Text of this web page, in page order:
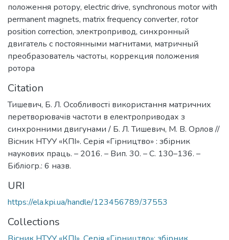
положення ротору, electric drive, synchronous motor with
permanent magnets, matrix frequency converter, rotor
position correction, электропривод, синхронный
двигатель с постоянными магнитами, матричный
преобразователь частоты, коррекция положения
ротора
Citation
Тишевич, Б. Л. Особливості використання матричних
перетворювачів частоти в електроприводах з
синхронними двигунами / Б. Л. Тишевич, М. В. Орлов //
Вісник НТУУ «КПІ». Серія «Гірництво» : збірник
наукових праць. – 2016. – Вип. 30. – С. 130–136. –
Бібліогр.: 6 назв.
URI
https://ela.kpi.ua/handle/123456789/37553
Collections